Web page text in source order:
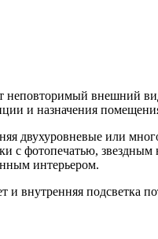
неповторимый внешний
и назначения
двухуровневые или
с фотопечатью,
интерьером.
внутренняя подсветка